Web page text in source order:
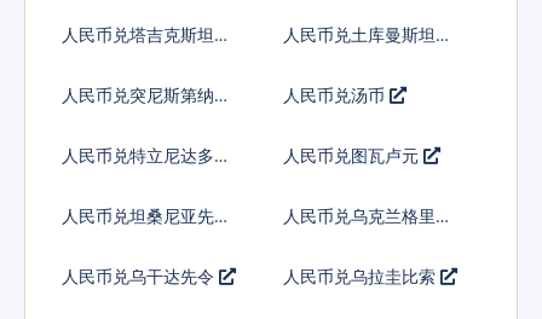
人民币兑塔吉克斯坦索
人民币兑土库曼斯坦马
人民币兑突尼斯第纳尔 人民币兑汤币
人民币兑特立尼达多巴
人民币兑图瓦卢元
人民币兑坦桑尼亚先令
人民币兑乌克兰格里夫
人民币兑乌干达先令 人民币兑乌拉圭比索